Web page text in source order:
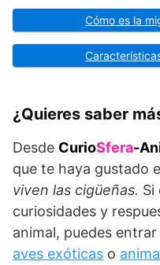
Cómo es la
¿Quieres saber
Desde CurioSfera-
que te haya gustado
viven las cigüeñas. Si
curiosidades y
animal, puedes
aves exóticas o